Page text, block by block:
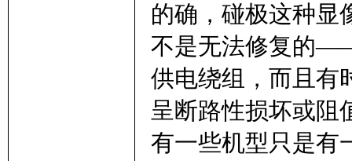
的确，碰极这种显
不是无法修复的
供电绕组，而且有
呈断路性损坏或阻
有一些机型只是有